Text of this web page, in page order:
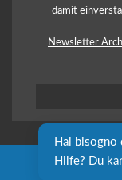
damit
Newsletter
Hai bisogno
Hilfe? Du